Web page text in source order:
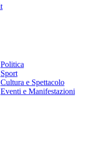
Politica
Sport
Cultura e Spettacolo
Eventi e Manifestazioni